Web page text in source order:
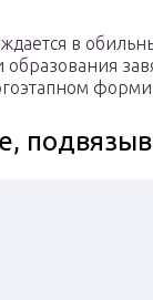
в